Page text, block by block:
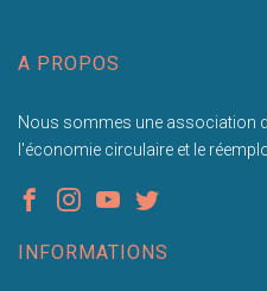
A PROPOS
Nous sommes une association
l'économie circulaire et le
INFORMATIONS